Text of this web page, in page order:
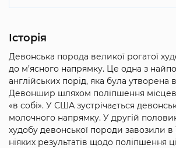
Історія
Девонська порода великої рогатої
до м’ясного напрямку. Це одна з
англійських порід, яка була утворена
Девоншир шляхом поліпшення
«в собі». У США зустрічається
молочного напрямку. У другій
худобу девонської породи завозили в
ніяких результатів щодо поліпшення